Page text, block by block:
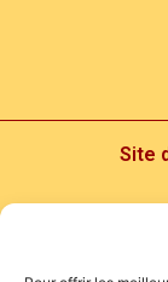
Site